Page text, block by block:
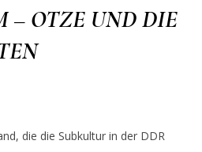
– OTZE UND DIE
die die Subkultur in der DDR